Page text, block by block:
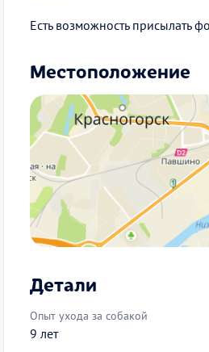
Есть возможность присылать
Местоположение
Детали
Опыт ухода за собакой
9 лет